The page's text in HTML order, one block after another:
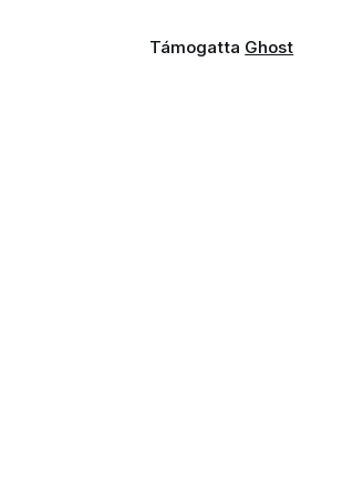
Támogatta Ghost